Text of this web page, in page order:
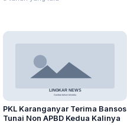
PKL Karanganyar Terima Bansos
Tunai Non APBD Kedua Kalinya